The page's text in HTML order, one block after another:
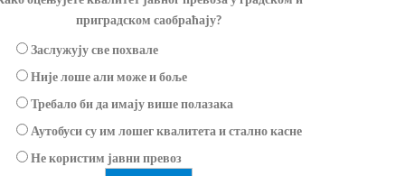
приградском саобраћају?
Заслужују све похвале
Није лоше али може и боље
Требало би да имају више полазака
Аутобуси су им лошег квалитета и стално касне
Не користим јавни превоз